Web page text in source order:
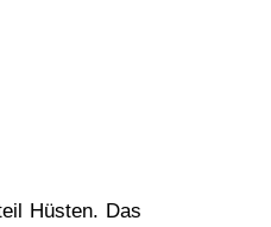
Hüsten. Das